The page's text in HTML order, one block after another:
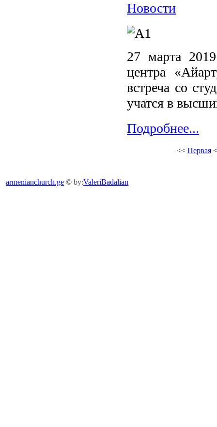
Новости
27 марта
центра
встреча со
учатся в
Подробнее...
<< Первая
armenianchurch.ge © by:ValeriBadalian